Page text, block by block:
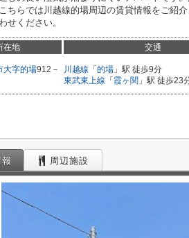
ちらでは川越線的場周辺の賃貸情報をご紹
せください。
在地 交通
大字的場912－
川越線 「 的場 」駅 徒歩9分
東武東上線 「 霞ヶ関 」駅 徒歩23
周辺施設